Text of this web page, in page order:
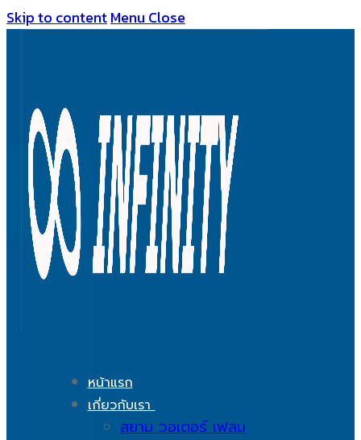
Skip to contentMenu Close
หน้าแรก
เกี่ยวกับเรา
สยาม วอเตอร์ เฟลม